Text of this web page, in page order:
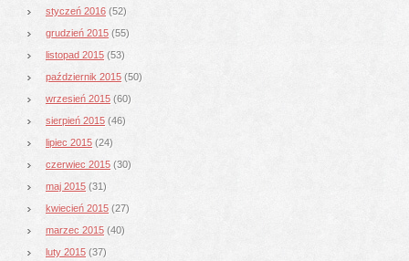
styczeń 2016 (52)
grudzień 2015 (55)
listopad 2015 (53)
październik 2015 (50)
wrzesień 2015 (60)
sierpień 2015 (46)
lipiec 2015 (24)
czerwiec 2015 (30)
maj 2015 (31)
kwiecień 2015 (27)
marzec 2015 (40)
luty 2015 (37)